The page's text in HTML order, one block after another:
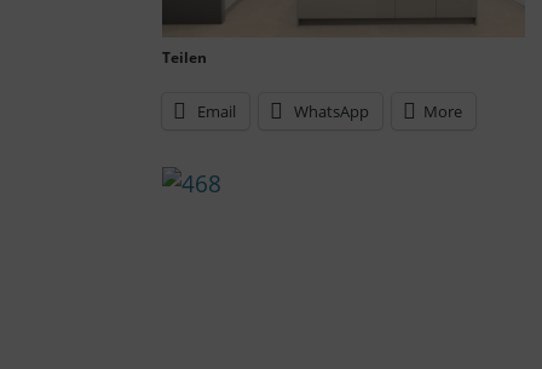
Teilen
Email WhatsApp More